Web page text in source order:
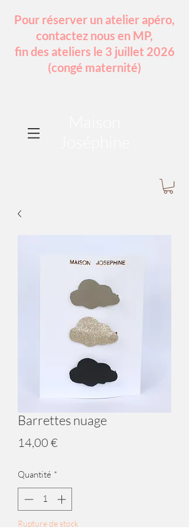
Pour réserver un atelier apéro,
contactez nous en MP,
fin des ateliers le 3 juillet 2026
(congé maternité)
Barrettes nuage
14,00 €
Quantité *
Rupture de stock